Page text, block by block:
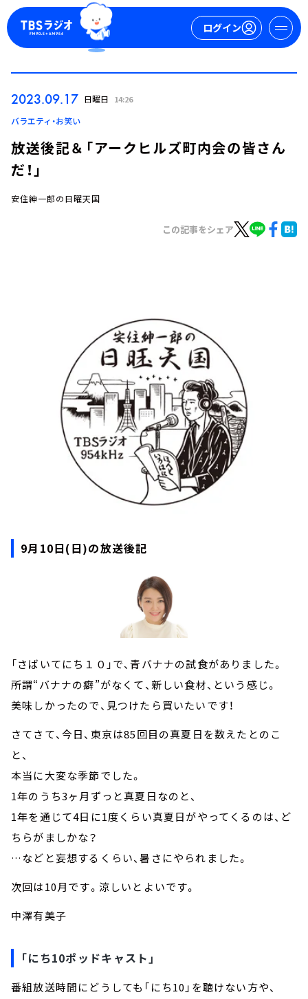
ログイン
ログイン
イベント・グッズ
YouTube
会社情報
2023.09.17 日曜日 14:26
バラエティ・お笑い
放送後記＆「アークヒルズ町内会の皆さん
だ！」
安住紳一郎の日曜天国
この記事をシェア
9月10日(日)の放送後記
「さばいてにち１０」で、青バナナの試食がありました。
所謂“バナナの癖”がなくて、新しい食材、という感じ。
美味しかったので、見つけたら買いたいです！
さてさて、今日、東京は85回目の真夏日を数えたとのこ
と、
本当に大変な季節でした。
1年のうち3ヶ月ずっと真夏日なのと、
1年を通じて4日に1度くらい真夏日がやってくるのは、ど
ちらがましかな？
…などと妄想するくらい、暑さにやられました。
次回は10月です。涼しいとよいです。
中澤有美子
「にち10ポッドキャスト」
番組放送時間にどうしても「にち10」を聴けない方や、